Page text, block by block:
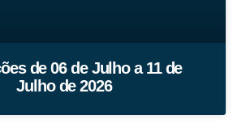
de 06 de Julho a 11 de
Julho de 2026